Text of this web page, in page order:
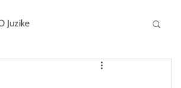
Juzike